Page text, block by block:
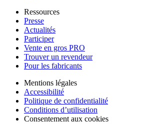
Ressources
Presse
Actualités
Participer
Vente en gros PRO
Trouver un revendeur
Pour les fabricants
Mentions légales
Accessibilité
Politique de confidentialité
Conditions d’utilisation
Consentement aux cookies